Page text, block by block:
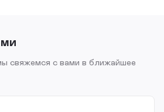
свяжемся с вами в ближайшее